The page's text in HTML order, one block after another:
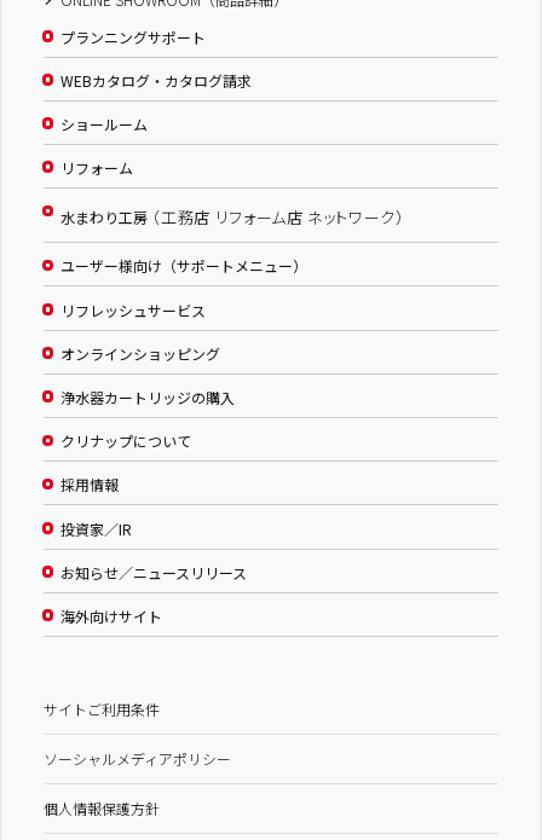
プランニングサポート
WEBカタログ・カタログ請求
ショールーム
リフォーム
水まわり工房 （工務店 リフォーム店 ネットワーク）
ユーザー様向け（サポートメニュー）
リフレッシュサービス
オンラインショッピング
浄水器カートリッジの購入
クリナップについて
採用情報
投資家／IR
お知らせ／ニュースリリース
海外向けサイト
サイトご利用条件
ソーシャルメディアポリシー
個人情報保護方針